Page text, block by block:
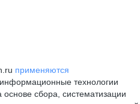
применяются
технологии
сбора, систематизации